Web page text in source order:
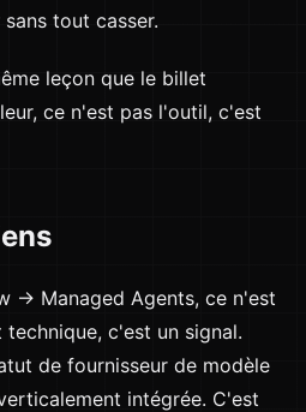
tout casser.
leçon que le billet
ce n'est pas l'outil, c'est
→ Managed Agents, ce n'est
c'est un signal.
de fournisseur de modèle
intégrée. C'est